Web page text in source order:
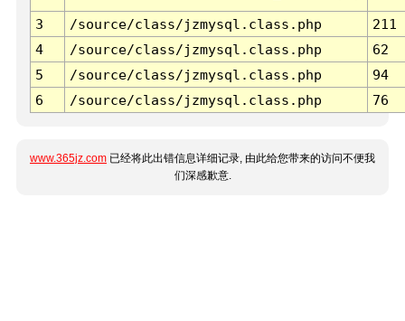
3 /source/class/jzmysql.class.php
211
4
/source/class/jzmysql.class.php
62
5
/source/class/jzmysql.class.php
94
6
/source/class/jzmysql.class.php 76
www.365jz.com 已经将此出错信息详细记录, 由此给您带来的访问不便我
们深感歉意.